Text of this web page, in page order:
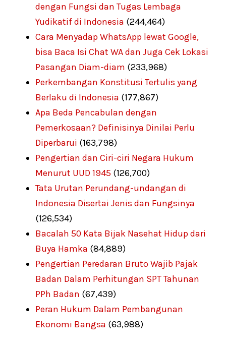
dengan Fungsi dan Tugas Lembaga
Yudikatif di Indonesia (244,464)
Cara Menyadap WhatsApp lewat Google,
bisa Baca Isi Chat WA dan Juga Cek Lokasi
Pasangan Diam-diam (233,968)
Perkembangan Konstitusi Tertulis yang
Berlaku di Indonesia (177,867)
Apa Beda Pencabulan dengan
Pemerkosaan? Definisinya Dinilai Perlu
Diperbarui (163,798)
Pengertian dan Ciri-ciri Negara Hukum
Menurut UUD 1945 (126,700)
Tata Urutan Perundang-undangan di
Indonesia Disertai Jenis dan Fungsinya
(126,534)
Bacalah 50 Kata Bijak Nasehat Hidup dari
Buya Hamka (84,889)
Pengertian Peredaran Bruto Wajib Pajak
Badan Dalam Perhitungan SPT Tahunan
PPh Badan (67,439)
Peran Hukum Dalam Pembangunan
Ekonomi Bangsa (63,988)